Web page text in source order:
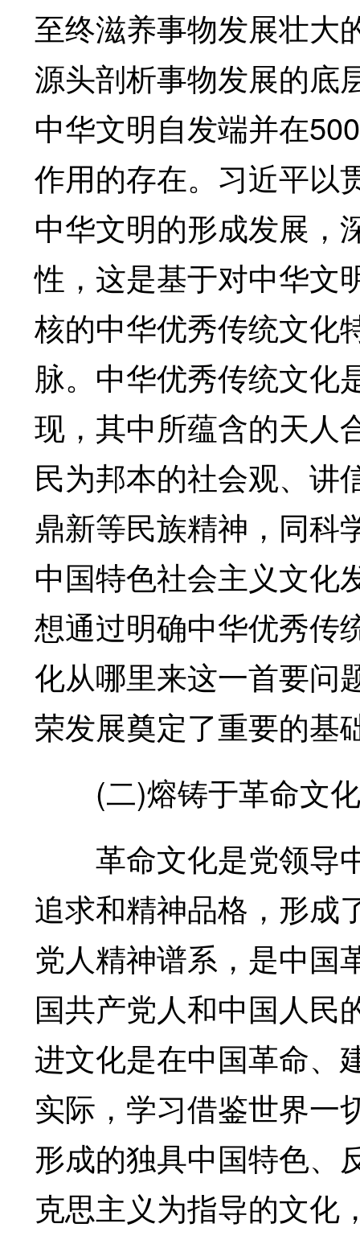
至终滋养事物发展壮大
源头剖析事物发展的底
中华文明自发端并在
作用的存在。习近平以
中华文明的形成发展，
性，这是基于对中华文
核的中华优秀传统文化
脉。中华优秀传统文化
现，其中所蕴含的天人
民为邦本的社会观、讲
鼎新等民族精神，同科
中国特色社会主义文化
想通过明确中华优秀传
化从哪里来这一首要问
荣发展奠定了重要的基
(二)熔铸于革命文化
革命文化是党领导
追求和精神品格，形成
党人精神谱系，是中国
国共产党人和中国人民
进文化是在中国革命、
实际，学习借鉴世界一
形成的独具中国特色、
克思主义为指导的文化